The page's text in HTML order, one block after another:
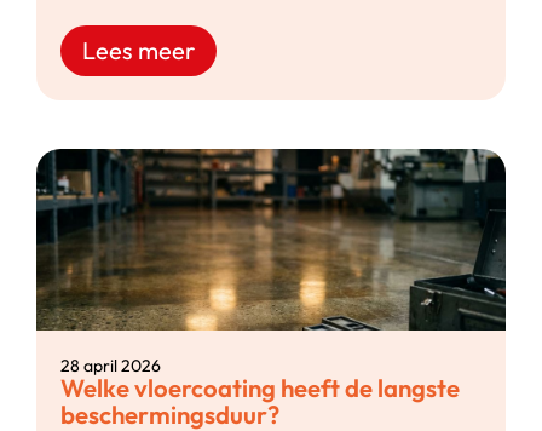
Lees meer
28 april 2026
Welke vloercoating heeft de langste
beschermingsduur?